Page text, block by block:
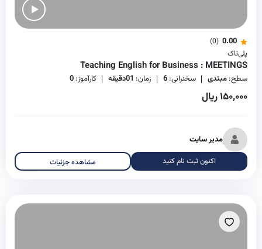
0.00
(0)
پلی‌تاک
Teaching English for Business : MEETINGS
سطح: مبتدی سخنرانی:6 زمان: 01دقیقه کارآموز:0
۱۵۰,۰۰۰ ریال
مدیر سایت
اکنون ثبت نام کنید
مشاهده جزئیات